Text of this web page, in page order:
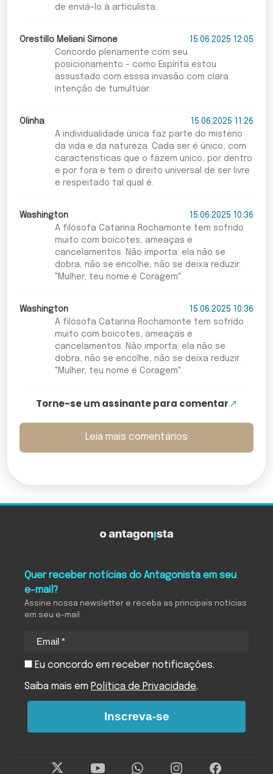
de enviá-lo à articulista.
Orestillo Meliani Simone
15.06.2025 12:05
Concordo plenamente com seu
posicionamento - como Espírita estou
assustado com esssa invasão com clara
intenção de tumultuar.
Olinha
15.06.2025 11:26
A individualidade única faz parte do mistério
da vida e da natureza. Cada ser é único, com
caracteristicas que o fazem unico, por dentro
e por fora e tem o direito universal de ser livre
e respeitado tal qual é.
Washington
15.06.2025 10:36
A filósofa Catarina Rochamonte tem sofrido
muito com boicotes, ameaças e
cancelamentos. Não importa: ela não se
dobra, não se encolhe, não se deixa reduzir.
"Mulher, teu nome é Coragem".
Washington
15.06.2025 10:36
A filósofa Catarina Rochamonte tem sofrido
muito com boicotes, ameaças e
cancelamentos. Não importa: ela não se
dobra, não se encolhe, não se deixa reduzir.
"Mulher, teu nome é Coragem".
Torne-se um assinante para comentar
Leia mais comentários
Quer receber notícias do Antagonista em seu
e-mail?
Assine nossa newsletter e receba as principais notícias
em seu e-mail
Eu concordo em receber notificações.
Saiba mais em Política de Privacidade.
Inscreva-se